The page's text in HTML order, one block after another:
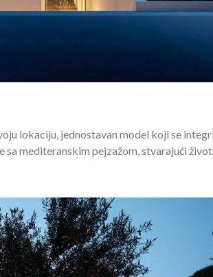
lokaciju, jednostavan model koji se
mediteranskim pejzažom, stvarajući